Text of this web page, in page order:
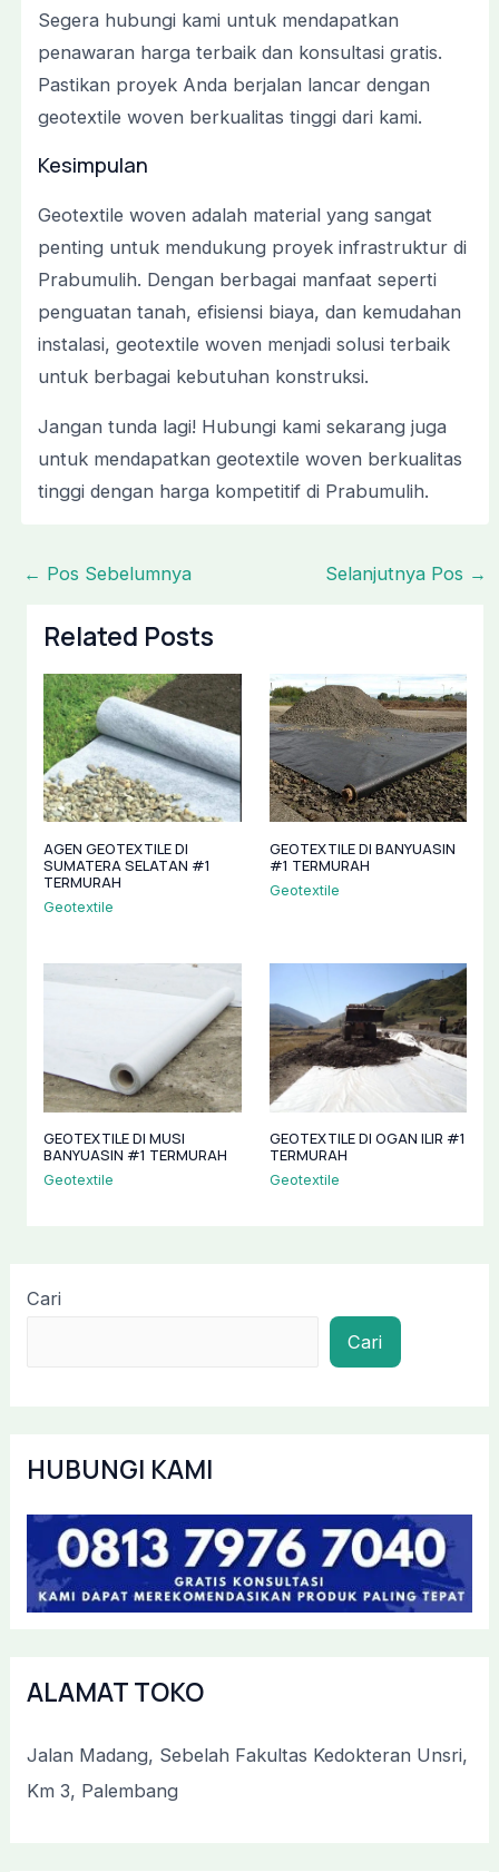
Segera hubungi kami untuk mendapatkan
penawaran harga terbaik dan konsultasi gratis.
Pastikan proyek Anda berjalan lancar dengan
geotextile woven berkualitas tinggi dari kami.
Kesimpulan
Geotextile woven adalah material yang sangat
penting untuk mendukung proyek infrastruktur di
Prabumulih. Dengan berbagai manfaat seperti
penguatan tanah, efisiensi biaya, dan kemudahan
instalasi, geotextile woven menjadi solusi terbaik
untuk berbagai kebutuhan konstruksi.
Jangan tunda lagi! Hubungi kami sekarang juga
untuk mendapatkan geotextile woven berkualitas
tinggi dengan harga kompetitif di Prabumulih.
← Pos Sebelumnya Selanjutnya Pos →
Related Posts
AGEN GEOTEXTILE DI
SUMATERA SELATAN #1
TERMURAH
Geotextile
GEOTEXTILE DI BANYUASIN
#1 TERMURAH
Geotextile
GEOTEXTILE DI MUSI
BANYUASIN #1 TERMURAH
Geotextile
GEOTEXTILE DI OGAN ILIR #1
TERMURAH
Geotextile
Cari
Cari
HUBUNGI KAMI
ALAMAT TOKO
Jalan Madang, Sebelah Fakultas Kedokteran Unsri,
Km 3, Palembang